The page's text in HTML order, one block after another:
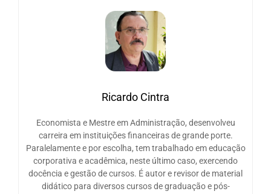
Ricardo Cintra
Economista e Mestre em Administração, desenvolveu
carreira em instituições financeiras de grande porte.
Paralelamente e por escolha, tem trabalhado em educação
corporativa e acadêmica, neste último caso, exercendo
docência e gestão de cursos. É autor e revisor de material
didático para diversos cursos de graduação e pós-